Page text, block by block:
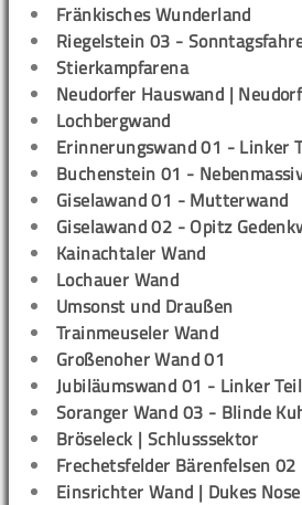
Fränkisches Wunderland
Riegelstein 03 -
Stierkampfarena
Neudorfer Hauswand |
Lochbergwand
Erinnerungswand 01 - Linker
Buchenstein 01 -
Giselawand 01 - Mutterwand
Giselawand 02 - Opitz
Kainachtaler Wand
Lochauer Wand
Umsonst und Draußen
Trainmeuseler Wand
Großenoher Wand 01
Jubiläumswand 01 - Linker Teil
Soranger Wand 03 - Blinde
Bröseleck | Schlusssektor
Frechetsfelder Bärenfelsen
Einsrichter Wand | Dukes Nose